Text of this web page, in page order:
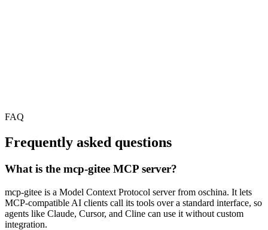
FAQ
Frequently asked questions
What is the mcp-gitee MCP server?
mcp-gitee is a Model Context Protocol server from oschina. It lets
MCP-compatible AI clients call its tools over a standard interface, so
agents like Claude, Cursor, and Cline can use it without custom
integration.